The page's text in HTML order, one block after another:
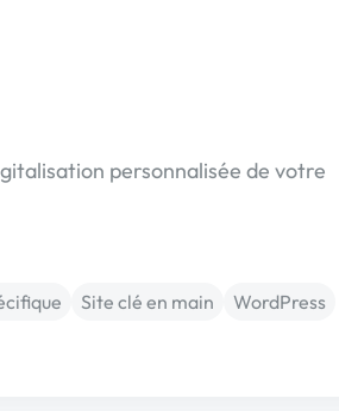
personnalisée de votre
Site clé en main
WordPress